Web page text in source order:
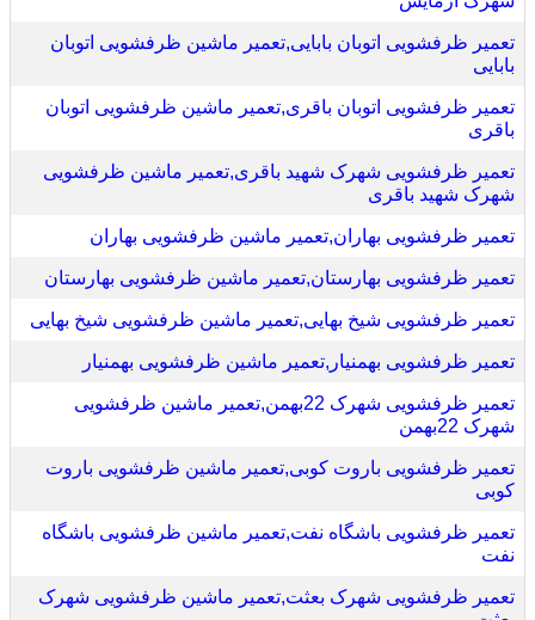
تعمیر ظرفشویی اتوبان بابایی,تعمیر ماشین ظرفشویی اتوبان
بابایی
تعمیر ظرفشویی اتوبان باقری,تعمیر ماشین ظرفشویی اتوبان
باقری
تعمیر ظرفشویی شهرک شهید باقری,تعمیر ماشین ظرفشویی
شهرک شهید باقری
تعمیر ظرفشویی بهاران,تعمیر ماشین ظرفشویی بهاران
تعمیر ظرفشویی بهارستان,تعمیر ماشین ظرفشویی بهارستان
تعمیر ظرفشویی شیخ بهایی,تعمیر ماشین ظرفشویی شیخ بهایی
تعمیر ظرفشویی بهمنیار,تعمیر ماشین ظرفشویی بهمنیار
تعمیر ظرفشویی شهرک 22بهمن,تعمیر ماشین ظرفشویی
شهرک 22بهمن
تعمیر ظرفشویی باروت کوبی,تعمیر ماشین ظرفشویی باروت
کوبی
تعمیر ظرفشویی باشگاه نفت,تعمیر ماشین ظرفشویی باشگاه
نفت
تعمیر ظرفشویی شهرک بعثت,تعمیر ماشین ظرفشویی شهرک